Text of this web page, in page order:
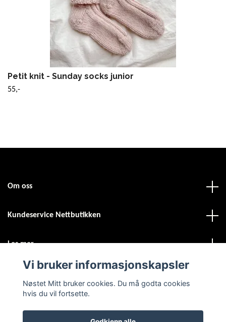
Petit knit - Sunday socks junior
55,-
Om oss
Kundeservice Nettbutikken
Les mer
Vi bruker informasjonskapsler
Nøstet Mitt bruker cookies. Du må godta cookies
hvis du vil fortsette.